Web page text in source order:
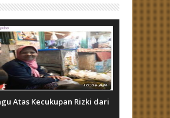
Atas Kecukupan Rizki dari